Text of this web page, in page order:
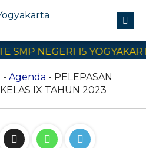
NEGERI 15 YOGYAKARTA
- Agenda - PELEPASAN
IX TAHUN 2023